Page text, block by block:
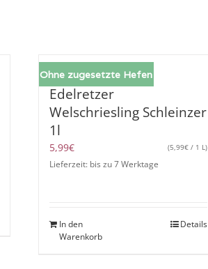
Ohne zugesetzte Hefen
Edelretzer
Welschriesling Schleinzer
1l
5,99€ (5,99€/ 1 L)
Lieferzeit: bis zu 7 Werktage
In den
Warenkorb
Details